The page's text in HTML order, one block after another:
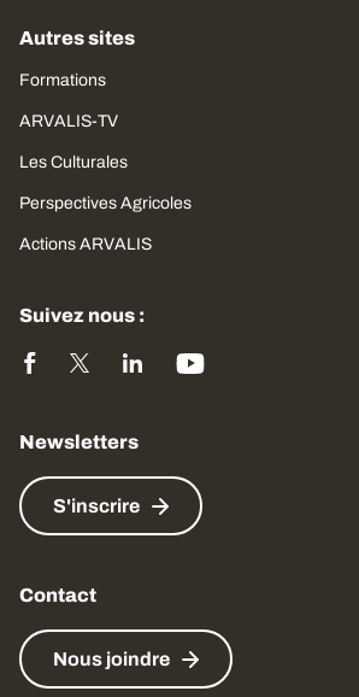
Autres sites
Formations
ARVALIS-TV
Les Culturales
Perspectives Agricoles
Actions ARVALIS
Suivez nous :
Newsletters
S'inscrire
Contact
Nous joindre